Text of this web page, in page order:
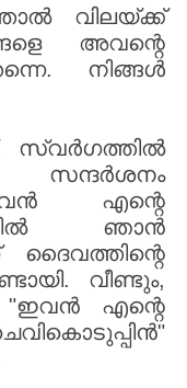
വിലയ്ക്ക്
അവന്റെ
നിങ്ങൾ
സ്വർഗത്തിൽ
എന്റെ
ഞാൻ
ദൈവത്തിന്റെ
വീണ്ടും,
"ഇവൻ എന്റെ